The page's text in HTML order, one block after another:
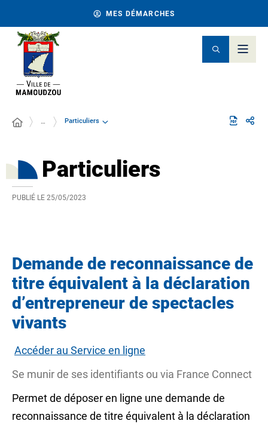
MES DÉMARCHES
… Particuliers
Particuliers
PUBLIÉ LE 25/05/2023
Demande de reconnaissance de
titre équivalent à la déclaration
d’entrepreneur de spectacles
vivants
Accéder au Service en ligne
Se munir de ses identifiants ou via France Connect
Permet de déposer en ligne une demande de
reconnaissance de titre équivalent à la déclaration